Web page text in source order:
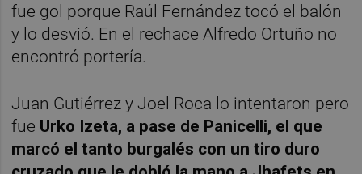
fue gol porque Raúl Fernández tocó el balón
y lo desvió. En el rechace Alfredo Ortuño no
encontró portería.
Juan Gutiérrez y Joel Roca lo intentaron pero
fue Urko Izeta, a pase de Panicelli, el que
marcó el tanto burgalés con un tiro duro